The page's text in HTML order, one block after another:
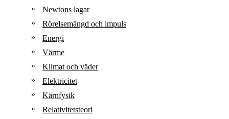
Newtons lagar
Rörelsemängd och impuls
Energi
Värme
Klimat och väder
Elektricitet
Kärnfysik
Relativitetsteori